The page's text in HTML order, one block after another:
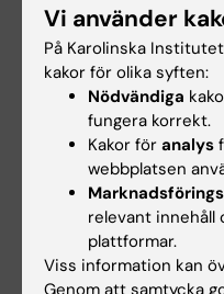
Andreas
de här barnen då i
typiskt fall se ut?
Christina
det som intresserar
det som är den
det jag intresserar
Vilka konsekvenser
typer av sådana
Vi använder
På Karolinska
kakor för olika syften:
Nödvändiga
fungera korrekt.
Kakor för analys
webbplatsen
relevant innehåll
plattformar.
Viss information kan
Genom att samtycka